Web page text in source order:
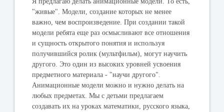
"живые". Модели, создание которых не менее
важно, чем воспроизведение. При создании такой
модели ребята еще раз осмысливают все отношения
и сущность открытого понятия и используя
получившийся ролик (мультфильм), могут научить
другого. Это один из высоких уровней усвоения
предметного материала - "научи другого".
Анимационные модели можно и нужно делать на
любых предметах. Мы с детьми предлагаем
создавать их на уроках математики, русского языка,